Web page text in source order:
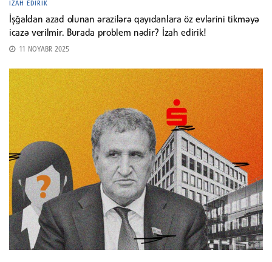
İZAH EDIRIK
İşğaldan azad olunan ərazilərə qayıdanlara öz evlərini tikməyə
icazə verilmir. Burada problem nədir? İzah edirik!
11 NOYABR 2025